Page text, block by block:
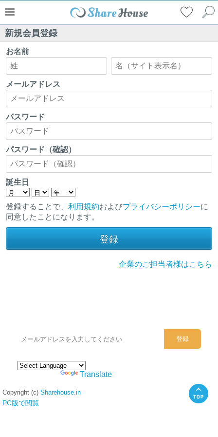
新規会員登録
お名前
メールアドレス
パスワード
パスワード（確認）
誕生日
登録することで、 利用規約およびプライバシーポリシーに
同意したことになります。
企業のご担当者様はこちら
Translate
Copyright (c) Sharehouse.in
PC版で閲覧